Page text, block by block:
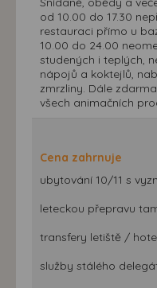
od 10.00 do 17.30
restauraci přímo u
10.00 do 24.00
studených i teplých,
nápojů a koktejlů,
zmrzliny. Dále
všech animačních
Cena zahrnuje
ubytování 10/11 s
leteckou přepravu
transfery letiště /
služby stálého